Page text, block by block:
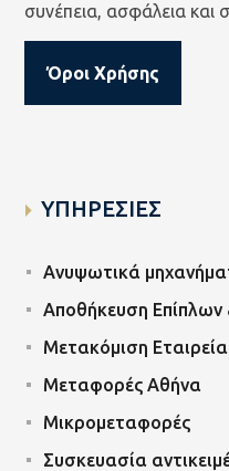
συνέπεια, ασφάλεια και
Όροι Χρήσης
ΥΠΗΡΕΣΙΕΣ
Ανυψωτικά
Αποθήκευση
Μετακόμιση
Μεταφορές Αθήνα
Μικρομεταφορές
Συσκευασία